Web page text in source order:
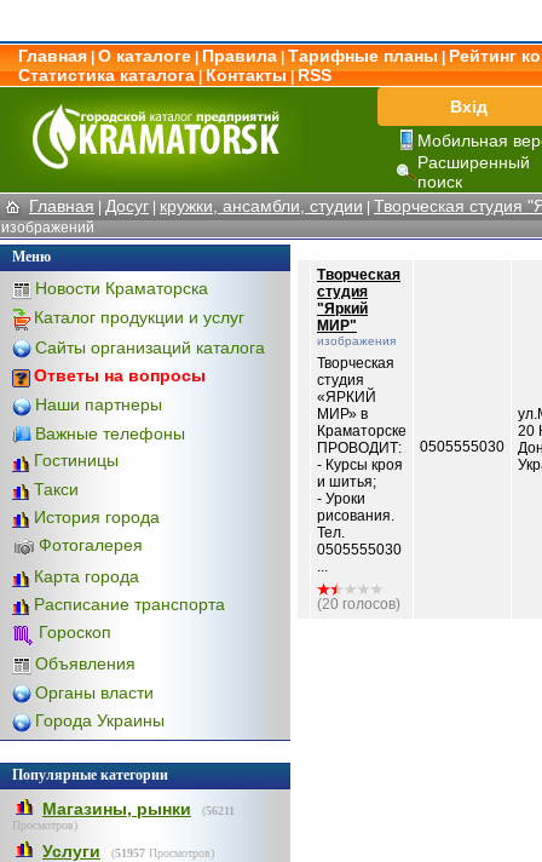
Главная О каталоге Правила Тарифные планы
Рейтинг
Статистика каталога|Контакты|RSS
Вхід
Мобильная
Расширенный
поиск
Главная | Досуг | кружки, ансамбли, студии | Творческая студия
изображений
Меню
Новости Краматорска
Каталог продукции и услуг
Сайты организаций каталога
Ответы на вопросы
Наши партнеры
Важные телефоны
Гостиницы
Такси
История города
Фотогалерея
Карта города
Расписание транспорта
Гороскоп
Объявления
Органы власти
Города Украины
Популярные категории
Магазины, рынки (56211
Просмотров)
Услуги (51957 Просмотров)
Творческая
студия
"Яркий
МИР"
изображения
Творческая
студия
«ЯРКИЙ
МИР» в
Краматорске
ПРОВОДИТ:
- Курсы кроя
и шитья;
- Уроки
рисования.
Тел.
0505555030
...
(20 голосов)
0505555030
20